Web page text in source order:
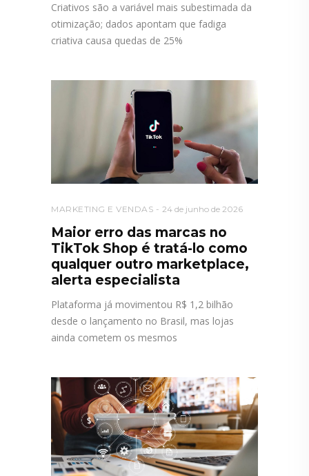
Criativos são a variável mais subestimada da
otimização; dados apontam que fadiga
criativa causa quedas de 25%
MARKETING E VENDAS 24 de junho de 2026
Maior erro das marcas no
TikTok Shop é tratá-lo como
qualquer outro marketplace,
alerta especialista
Plataforma já movimentou R$ 1,2 bilhão
desde o lançamento no Brasil, mas lojas
ainda cometem os mesmos